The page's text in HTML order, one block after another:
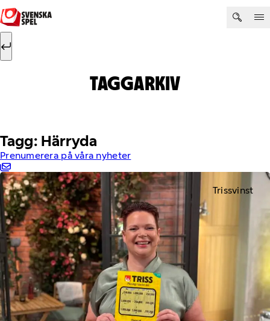
Hoppa till innehåll
Sök efter:
TAGGARKIV
Tagg: Härryda
Prenumerera på våra nyheter
Trissvinst